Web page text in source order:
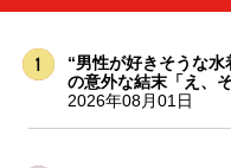
“男性が好きそうな
の意外な結末「え、
2026年08月01日